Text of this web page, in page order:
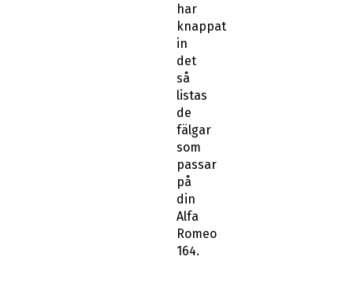
har
knappat
in
det
så
listas
de
fälgar
som
passar
på
din
Alfa
Romeo
164.